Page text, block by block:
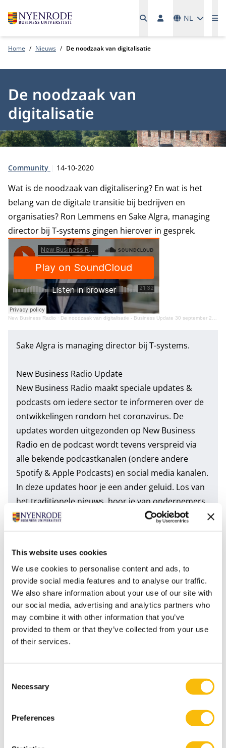
This website uses cookies
We use cookies to personalise content and ads, to
provide social media features and to analyse our traffic.
We also share information about your use of our site with
our social media, advertising and analytics partners who
may combine it with other information that you’ve
provided to them or that they’ve collected from your use
of their services.
Selection
Necessary
Preferences
NL
Home Nieuws De noodzaak van digitalisatie
De noodzaak van
digitalisatie
Type:
Community Publicatiedatum:
14-10-2020
Wat is de noodzaak van digitalisering? En wat is het
belang van de digitale transitie bij bedrijven en
organisaties? Ron Lemmens en Sake Algra, managing
director bij T-systems gingen hierover in gesprek.
New Business Radio · De noodzaak van digitalisatie - Business Update 30 september 2020
Sake Algra is managing director bij T-systems.
New Business Radio Update
New Business Radio maakt speciale updates &
podcasts om iedere sector te informeren over de
ontwikkelingen rondom het coronavirus. De
updates worden uitgezonden op New Business
Radio en de podcast wordt tevens verspreid via
alle bekende podcastkanalen (ondere andere
Spotify & Apple Podcasts) en social media kanalen.
In deze updates hoor je een ander geluid. Los van
het traditionele nieuws, hoor je van ondernemers
wat er leeft binnen hun bedrijf of sector en delen
zij hoe zij hier mee omgaan. Wat voor kansen
optimaal mogelijk bewegen in een tijd als deze? De
insteek is positief, maar ook realistisch.
Tags
Podcasts